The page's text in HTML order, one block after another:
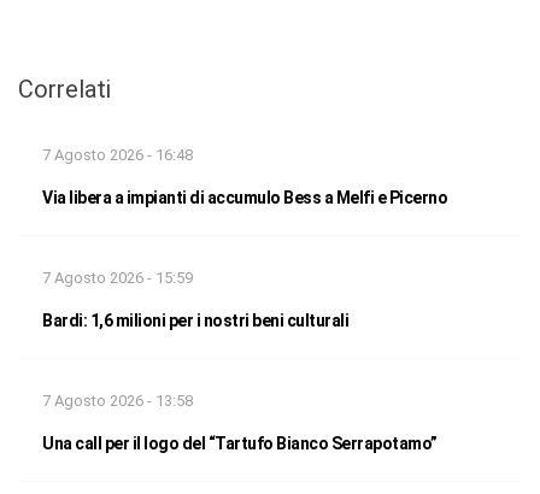
Correlati
7 Agosto 2026 - 16:48
Via libera a impianti di accumulo Bess a Melfi e Picerno
7 Agosto 2026 - 15:59
Bardi: 1,6 milioni per i nostri beni culturali
7 Agosto 2026 - 13:58
Una call per il logo del “Tartufo Bianco Serrapotamo”